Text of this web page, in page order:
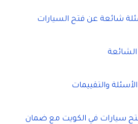
شائعة عن فتح السيارات
والتقييمات
سيارات في الكويت مع ضمان